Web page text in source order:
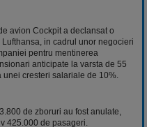
avion Cockpit a declansat o
in cadrul unor negocieri
pentru mentinerea
anticipate la varsta de 55
cresteri salariale de 10%.
de zboruri au fost anulate,
425.000 de pasageri.